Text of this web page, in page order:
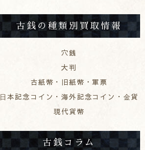
古銭の種類別買取情報
穴銭
大判
古紙幣・旧紙幣・軍票
⽇本記念コイン・海外記念コイン・⾦貨
現代貨幣
古銭コラム